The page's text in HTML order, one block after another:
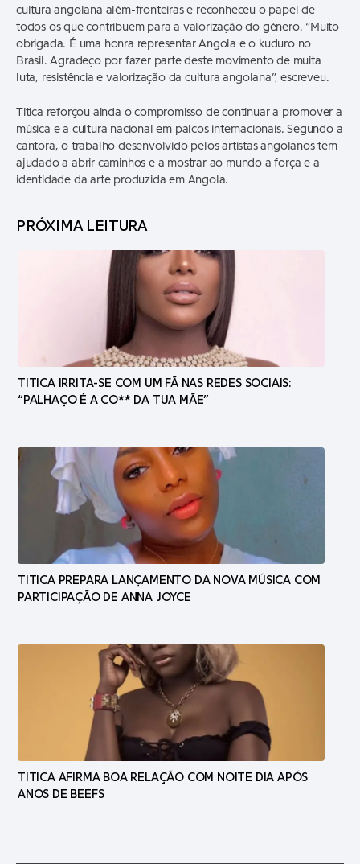
cultura angolana além-fronteiras e reconheceu o papel de
todos os que contribuem para a valorização do género. “Muito
obrigada. É uma honra representar Angola e o kuduro no
Brasil. Agradeço por fazer parte deste movimento de muita
luta, resistência e valorização da cultura angolana”, escreveu.
Titica reforçou ainda o compromisso de continuar a promover a
música e a cultura nacional em palcos internacionais. Segundo a
cantora, o trabalho desenvolvido pelos artistas angolanos tem
ajudado a abrir caminhos e a mostrar ao mundo a força e a
identidade da arte produzida em Angola.
PRÓXIMA LEITURA
TITICA IRRITA-SE COM UM FÃ NAS REDES SOCIAIS:
“PALHAÇO É A CO** DA TUA MÃE”
TITICA PREPARA LANÇAMENTO DA NOVA MÚSICA COM
PARTICIPAÇÃO DE ANNA JOYCE
TITICA AFIRMA BOA RELAÇÃO COM NOITE DIA APÓS
ANOS DE BEEFS